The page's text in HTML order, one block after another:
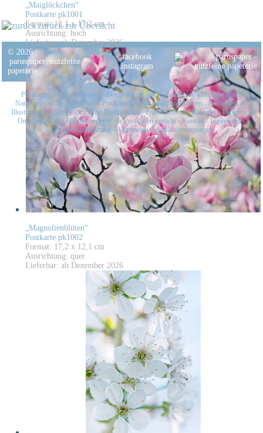
„Maiglöckchen“
Postkarte pk1001
Format: 12,1 x 17,2 cm
Ausrichtung: hoch
Lieferbar: ab Dezember 2026
„Magnolienblüten“
Postkarte pk1002
Format: 17,2 x 12,1 cm
Ausrichtung: quer
Lieferbar: ab Dezember 2026
zurück zur Übersicht
© 2026
paruspaper. nutzfeine
papeterie
facebook
instagram
Postkarten mit Naturmotiven - Doppelkarten mit Naturmotiven- Midikarten mit
Naturmotiven - Schwarz-Weiß-Postkarten mit historischen Motiven- Postkarten mit
Illustrationen - Doppelkarten mit Illustrationen-Postkartensets-Kalender-Papeterie -
Online-Katalog-Handelsvertreter für Postkarten gesucht - Kontakt-Impressum-
Datenschutzerklärung - Allgemeine Geschäftsbedingungen